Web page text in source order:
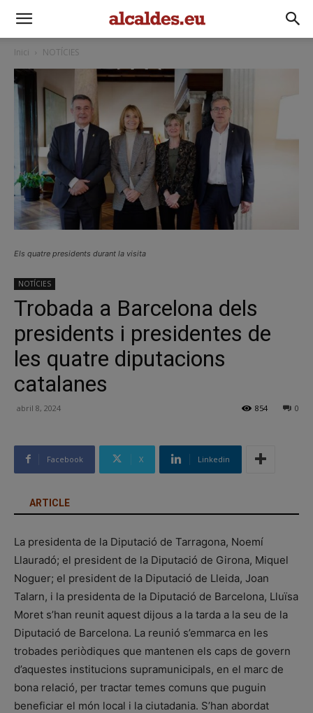
Inici NOTÍCIES
Els quatre presidents durant la visita
NOTÍCIES
Trobada a Barcelona dels
presidents i presidentes de
les quatre diputacions
catalanes
abril 8, 2024 0
854
Facebook X Linkedin
ARTICLE
La presidenta de la Diputació de Tarragona, Noemí
Llauradó; el president de la Diputació de Girona, Miquel
Noguer; el president de la Diputació de Lleida, Joan
Talarn, i la presidenta de la Diputació de Barcelona, Lluïsa
Moret s’han reunit aquest dijous a la tarda a la seu de la
Diputació de Barcelona. La reunió s’emmarca en les
trobades periòdiques que mantenen els caps de govern
d’aquestes institucions supramunicipals, en el marc de
bona relació, per tractar temes comuns que puguin
beneficiar el món local i la ciutadania. S’han abordat